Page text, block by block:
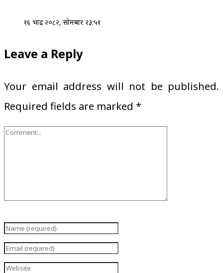
१६ भाद्र २०८२, सोमबार २३:५१
Leave a Reply
Your email address will not be published.
Required fields are marked *